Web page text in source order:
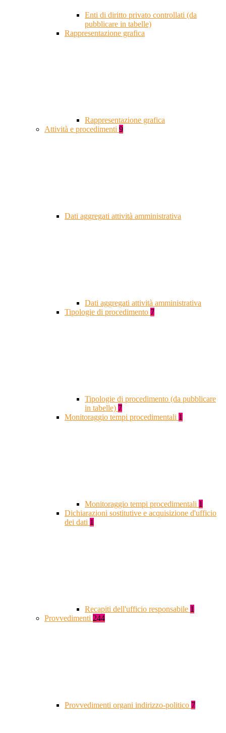
Enti di diritto privato controllati (da
pubblicare in tabelle)
Rappresentazione grafica
Rappresentazione grafica
Attività e procedimenti 9
Dati aggregati attività amministrativa
Dati aggregati attività amministrativa
Tipologie di procedimento 7
Tipologie di procedimento (da pubblicare
in tabelle) 7
Monitoraggio tempi procedimentali 1
Monitoraggio tempi procedimentali 1
Dichiarazioni sostitutive e acquisizione d'ufficio
dei dati 1
Recapiti dell'ufficio responsabile 1
Provvedimenti 244
Provvedimenti organi indirizzo-politico 7